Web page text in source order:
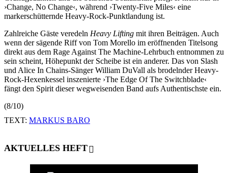
›Change, No Change‹, während ›Twenty-Five Miles‹ eine
markerschütternde Heavy-Rock-Punktlandung ist.
Zahlreiche Gäste veredeln Heavy Lifting mit ihren Beiträgen. Auch
wenn der sägende Riff von Tom Morello im eröffnenden Titelsong
direkt aus dem Rage Against The Machine-Lehrbuch entnommen zu
sein scheint, Höhepunkt der Scheibe ist ein anderer. Das von Slash
und Alice In Chains-Sänger William DuVall als brodelnder Heavy-
Rock-Hexenkessel inszenierte ›The Edge Of The Switchblade‹
fängt den Spirit dieser wegweisenden Band aufs Authentischste ein.
(8/10)
TEXT: MARKUS BARO
AKTUELLES HEFT